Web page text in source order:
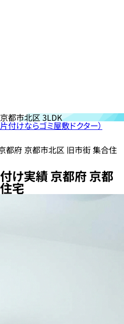
都市北区 3LDK
付けならゴミ屋敷ドクター）
都府 京都市北区 旧市街 集合住
け実績 京都府 京都
宅